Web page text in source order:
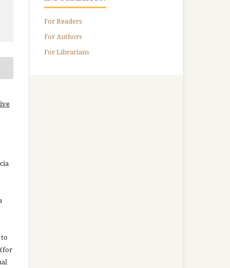
For Readers
For Authors
For Librarians